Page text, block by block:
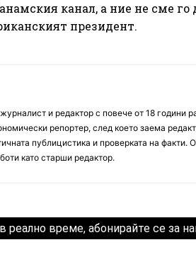
канал, а ние не сме
президент.
и редактор с повече от 18 години
репортер, след което заема
публицистика и проверката на факти.
като старши редактор.
реално време, абонирайте се за